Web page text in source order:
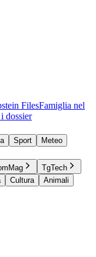
FilesFamiglia nel
dossier
Sport
Meteo
TgTech
Cultura
Animali